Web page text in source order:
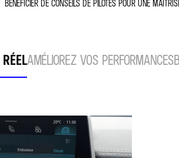
BÉNÉFICIER DE CONSEILS DE PILOTES POUR UNE
AMÉLIOREZ VOS PERFORMANCES